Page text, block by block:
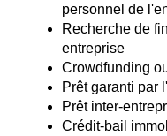
personnel de
Recherche de
entreprise
Crowdfunding
Prêt garanti par
Prêt inter-
Crédit-bail